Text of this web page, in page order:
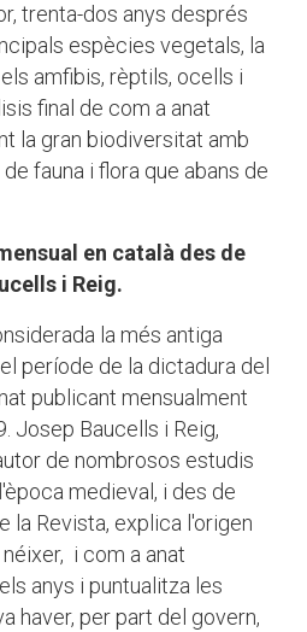
trenta-dos anys després
espècies vegetals, la
amfibis, rèptils, ocells i
final de com a anat
la gran biodiversitat amb
fauna i flora que abans de
en català des de
i Reig.
la més antiga
període de la dictadura del
publicant mensualment
Josep Baucells i Reig,
de nombrosos estudis
medieval, i des de
la Revista, explica l'origen
i com a anat
anys i puntualitza les
haver, per part del govern,